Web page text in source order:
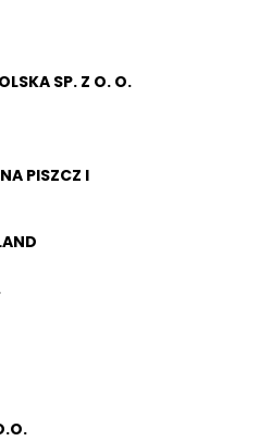
SP. Z O. O.
PISZCZ I